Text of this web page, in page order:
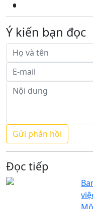
Ý kiến bạn đọc
Đọc tiếp